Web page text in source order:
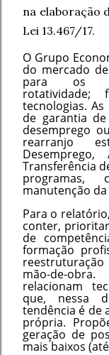
na elaboração
Lei 13.467/17.
O Grupo
do mercado
para os
tecnologias.
de garantia
desemprego
rearranjo
Transferência
programas,
manutenção
Para o
conter,
de
formação
mão-de-
relacionam
que, nessa
tendência é de
própria.
geração de
mais baixos